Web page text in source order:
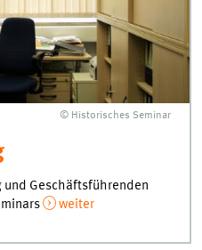
© Historisches Seminar
und Geschäftsführenden
weiter